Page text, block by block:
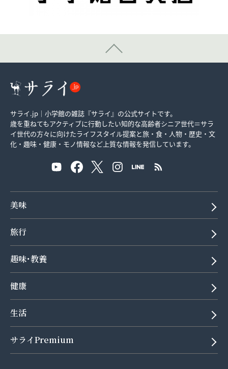
サライ.jp｜小学館の雑誌『サライ』の公式サイトです。
歳を重ねてもアクティブに行動したい知的な高齢者シニア世代＝サラ
イ世代の方々に向けたライフスタイル提案と旅・食・人物・歴史・文
化・趣味・健康・モノ情報など上質な情報を発信しています。
美味
旅行
趣味･教養
健康
生活
サライPremium